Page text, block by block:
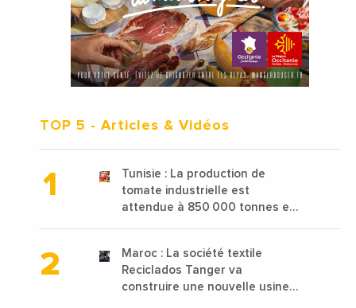
TOP 5 - Articles & Vidéos
Tunisie : La production de
tomate industrielle est
attendue à 850 000 tonnes en
Maroc : La société textile
Reciclados Tanger va
construire une nouvelle usine